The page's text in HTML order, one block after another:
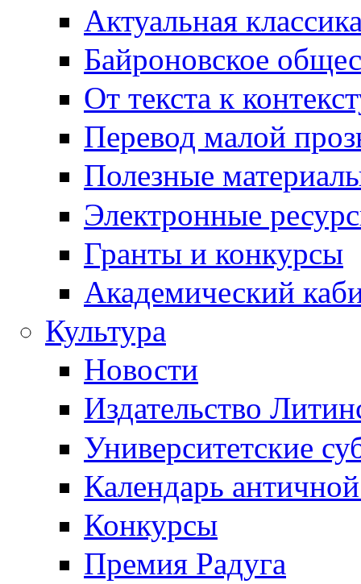
Актуальная
Байроновское
От текста к
Перевод малой
Полезные
Электронные
Гранты и конкурсы
Академический
Культура
Новости
Издательство
Университетские
Календарь
Конкурсы
Премия Радуга